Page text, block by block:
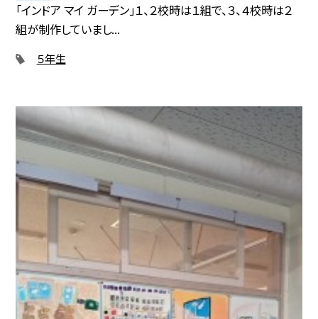
「インドア マイ ガーデン」１、２校時は１組で、３、４校時は２
組が制作していまし...
５年生